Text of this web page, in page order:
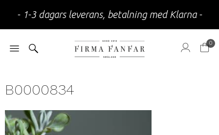
- 1-3 dagars leverans, betalning med Klarna -
0
B0000834